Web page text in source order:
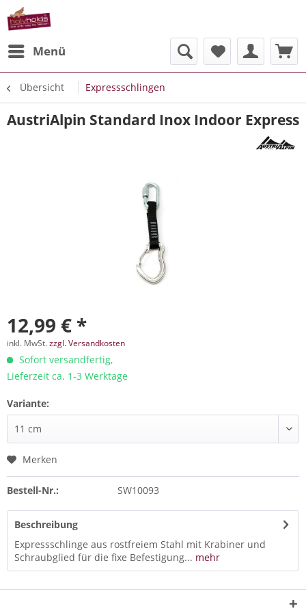
Menü
Übersicht Expressschlingen
AustriAlpin Standard Inox Indoor Express
12,99 € *
inkl. MwSt.zzgl. Versandkosten
Sofort versandfertig,
Lieferzeit ca. 1-3 Werktage
Variante:
Merken
Bestell-Nr.: SW10093
Beschreibung
Expressschlinge aus rostfreiem Stahl mit Krabiner und
Schraubglied für die fixe Befestigung... mehr